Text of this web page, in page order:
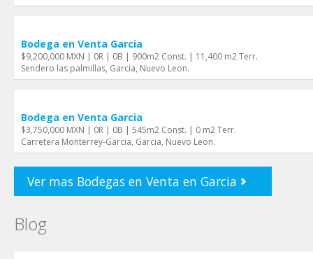
Bodega en Venta Garci­a
$9,200,000 MXN | 0R | 0B | 900m2 Const. | 11,400 m2 Terr.
Sendero las palmillas, Garci­a, Nuevo Leon.
Bodega en Venta Garci­a
$3,750,000 MXN | 0R | 0B | 545m2 Const. | 0 m2 Terr.
Carretera Monterrey-Garcia, Garci­a, Nuevo Leon.
Ver mas Bodegas en Venta en Garci­a
Blog